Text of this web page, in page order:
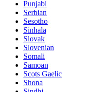
Punjabi
Serbian
Sesotho
Sinhala
Slovak
Slovenian
Somali
Samoan
Scots Gaelic
Shona